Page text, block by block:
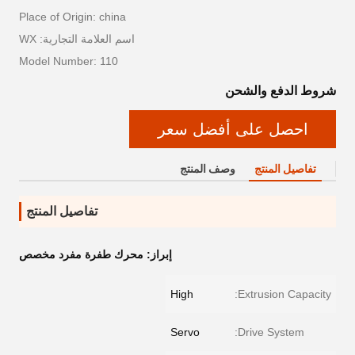
Place of Origin: china
اسم العلامة التجارية: WX
Model Number: 110
شروط الدفع والشحن
احصل على أفضل سعر
تفاصيل المنتج وصف المنتج
تفاصيل المنتج
إبراز: محرك طفرة مفرد مخصص
Extrusion Capacity:
High
Drive System:
Servo